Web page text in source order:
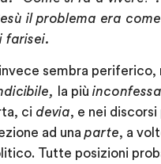
il problema era
farisei.
sembra
la più
ci devia, e nei
ad una parte, a
Tutte posizioni